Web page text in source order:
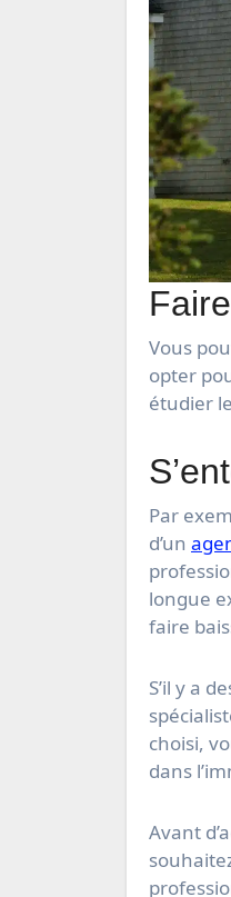
Vous
opter
étudier le
Par
d’un
longue
faire
S’il y a
choisi,
dans
Avant